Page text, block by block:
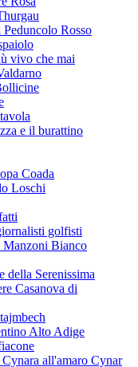
Rosso
vivo che mai
e il burattino
Coada
Loschi
golfisti
Manzoni Bianco
della Serenissima
Casanova di
Alto Adige
all'amaro Cynar